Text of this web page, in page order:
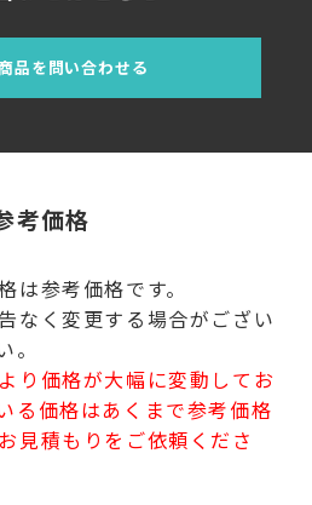
品を問い合わせる
考価格
参考価格です。
なく変更する場合がござい
り価格が大幅に変動してお
る価格はあくまで参考価格
見積もりをご依頼くださ